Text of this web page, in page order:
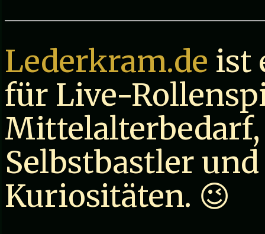
Lederkram.de ist
für Live-
Selbstbastler
Kuriositäten. 😉